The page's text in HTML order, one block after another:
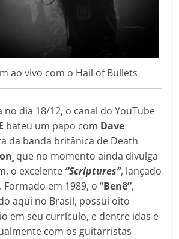
ao vivo com o Hail of Bullets
no dia 18/12, o canal do YouTube
bateu um papo com Dave
da banda britânica de Death
que no momento ainda divulga
o excelente “Scriptures”, lançado
em 1989, o “Benê”,
aqui no Brasil, possui oito
em seu currículo, e dentre idas e
com os guitarristas